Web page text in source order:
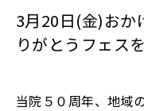
3月20日(金)おか
りがとうフェス
当院５０周年、地域